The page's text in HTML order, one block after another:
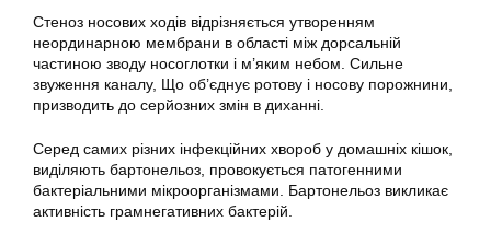
Стеноз носових ходів відрізняється утворенням
неординарною мембрани в області між дорсальній
частиною зводу носоглотки і м’яким небом. Сильне
звуження каналу, Що об’єднує ротову і носову порожнини,
призводить до серйозних змін в диханні.
Серед самих різних інфекційних хвороб у домашніх кішок,
виділяють бартонельоз, провокується патогенними
бактеріальними мікроорганізмами. Бартонельоз викликає
активність грамнегативних бактерій.